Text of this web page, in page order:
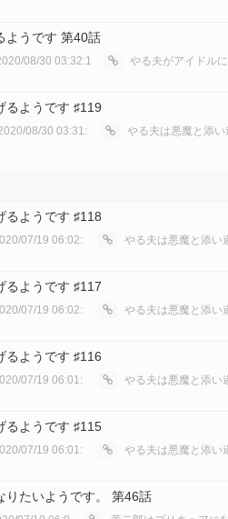
ようです 第40話
08/30 03:32:1
やる夫がアイドルにな
るようです ♯119
08/30 03:31:
やる夫は悪魔と添い遂げ
るようです ♯118
07/19 06:02:
やる夫は悪魔と添い遂
るようです ♯117
07/19 06:02:
やる夫は悪魔と添い遂
るようです ♯116
07/19 06:01:
やる夫は悪魔と添い遂
るようです ♯115
07/19 06:01:
やる夫は悪魔と添い遂
りたいようです。 第46話